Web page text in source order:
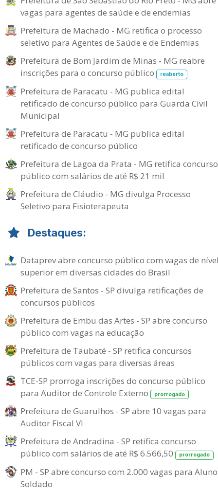
vagas para agentes de saúde e de endemias
Prefeitura de Machado - MG retifica o processo
seletivo para Agentes de Saúde e de Endemias
Prefeitura de Bom Jardim de Minas - MG reabre
inscrições para o concurso público
reaberto
Prefeitura de Paracatu - MG publica edital
retificado de concurso público para Guarda Civil
Municipal
Prefeitura de Paracatu - MG publica edital
retificado de concurso público
Prefeitura de Lagoa da Prata - MG retifica concurso
público com salários de até R$ 21 mil
Prefeitura de Cláudio - MG divulga Processo
Seletivo para Fisioterapeuta
Destaques:
Dataprev abre concurso público com vagas de
superior em diversas cidades do Brasil
Prefeitura de Santos - SP divulga retificações de
concursos públicos
Prefeitura de Embu das Artes - SP abre concurso
público com vagas na educação
Prefeitura de Taubaté - SP retifica concursos
públicos com vagas para diversas áreas
TCE-SP prorroga inscrições do concurso público
para Auditor de Controle Externo
prorrogado
Prefeitura de Guarulhos - SP abre 10 vagas para
Auditor Fiscal VI
Prefeitura de Andradina - SP retifica concurso
público com salários de até R$ 6.566,50
prorrogado
PM - SP abre concurso com 2.000 vagas para
Soldado